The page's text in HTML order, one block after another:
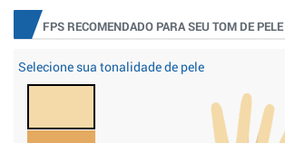
FPS RECOMENDADO PARA SEU TOM DE PELE
Selecione sua tonalidade de pele